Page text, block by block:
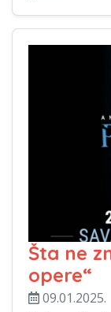
Šta ne
opere“
09.01.2025.